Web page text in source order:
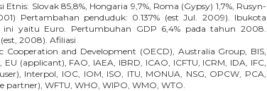
Slovak 85,8%, Hongaria 9,7%, Roma (Gypsy) 1,7%, Rusyn-
Pertambahan penduduk: 0.137% (est Jul. 2009). Ibukota
yaitu Euro. Pertumbuhan GDP 6,4% pada tahun 2008.
2008). Afiliasi
and Development (OECD), Australia Group, BIS,
EU (applicant), FAO, IAEA, IBRD, ICAO, ICFTU, ICRM, IDA, IFC,
Interpol, IOC, IOM, ISO, ITU, MONUA, NSG, OPCW, PCA,
partner), WFTU, WHO, WIPO, WMO, WTO.